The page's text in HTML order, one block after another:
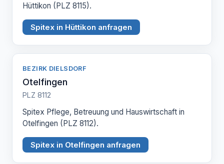
Hüttikon (PLZ 8115).
Spitex in Hüttikon anfragen
BEZIRK DIELSDORF
Otelfingen
PLZ 8112
Spitex Pflege, Betreuung und Hauswirtschaft in
Otelfingen (PLZ 8112).
Spitex in Otelfingen anfragen